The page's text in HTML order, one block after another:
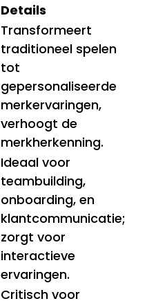
Details
Transformeert
traditioneel spelen
tot
gepersonaliseerde
merkervaringen,
verhoogt de
merkherkenning.
Ideaal voor
teambuilding,
onboarding, en
klantcommunicatie;
zorgt voor
interactieve
ervaringen.
Critisch voor